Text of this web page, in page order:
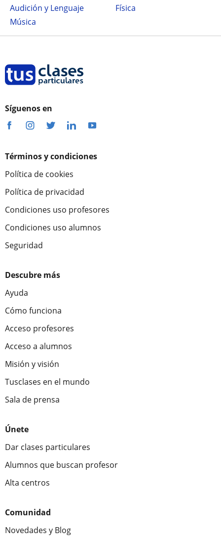
Audición y Lenguaje
Física
Música
Síguenos en
Términos y condiciones
Política de cookies
Política de privacidad
Condiciones uso profesores
Condiciones uso alumnos
Seguridad
Descubre más
Ayuda
Cómo funciona
Acceso profesores
Acceso a alumnos
Misión y visión
Tusclases en el mundo
Sala de prensa
Únete
Dar clases particulares
Alumnos que buscan profesor
Alta centros
Comunidad
Novedades y Blog